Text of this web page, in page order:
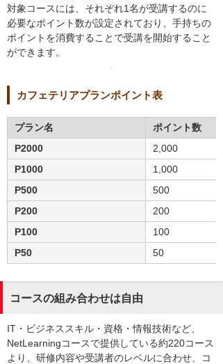
対象コースには、それぞれ1名が受講するのに
必要なポイント数が設定されており、手持ちの
ポイントを消費することで受講を開始すること
ができます。
カフェテリアプランポイント表
プラン名
ポイント数
P2000
2,000
P1000
1,000
P500
500
P200
200
P100
100
P50
50
コースの組み合わせは自由
IT・ビジネススキル・資格・情報技術など、
NetLearningコースで提供している約220コース
より、研修内容や受講者のレベルに合わせ、コ